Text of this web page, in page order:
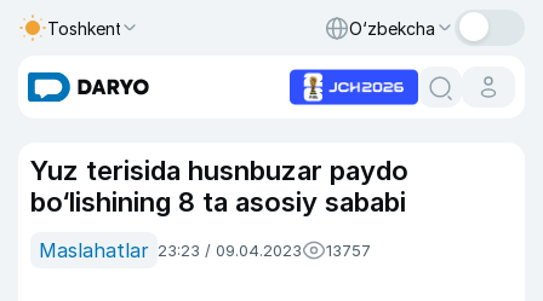
Toshkent O‘zbekcha
Yuz terisida husnbuzar paydo
bo‘lishining 8 ta asosiy sababi
Maslahatlar 23:23 / 09.04.2023 13757